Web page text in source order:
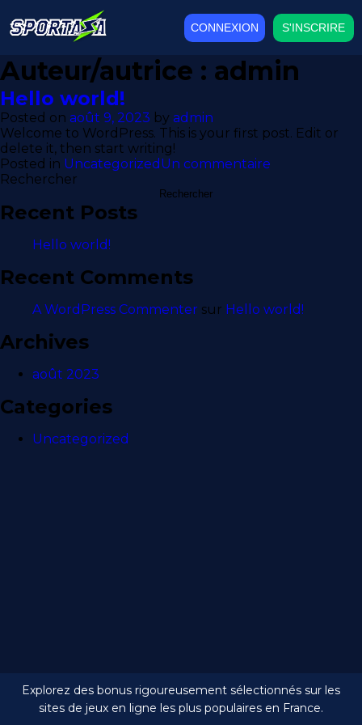
CONNEXION S'INSCRIRE
Auteur/autrice : admin
Hello world!
Posted on août 9, 2023 by admin
Welcome to WordPress. This is your first post. Edit or
delete it, then start writing!
Posted in Uncategorized Un commentaire
Rechercher
Rechercher
Recent Posts
Hello world!
Recent Comments
A WordPress Commenter sur Hello world!
Archives
août 2023
Categories
Uncategorized
Explorez des bonus rigoureusement sélectionnés sur les
sites de jeux en ligne les plus populaires en France.